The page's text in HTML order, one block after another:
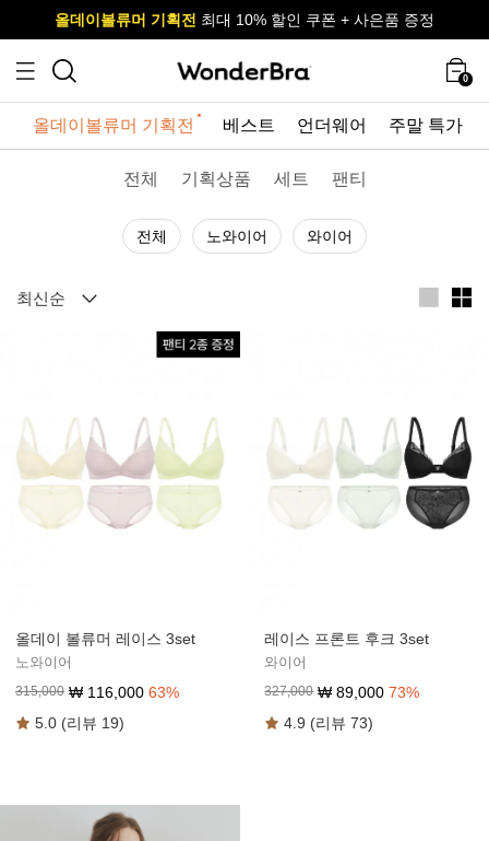
사이즈 무료 교환 서비스
올데이볼류머 기획전 최대 10% 할인 쿠폰 + 사은품 증정
사이즈 무료 교환 서비스
올데이볼류머 기획전 최대 10% 할인 쿠폰 + 사은품 증정
0
올데이볼류머 기획전 베스트 언더웨어 주말 특가
전체 기획상품 세트 팬티
전체 노와이어 와이어
올데이 볼류머 레이스 3set
노와이어
315,000 ₩ 116,000 63%
5.0 (리뷰 19)
레이스 프론트 후크 3set
와이어
327,000 ₩89,000 73%
4.9 (리뷰 73)